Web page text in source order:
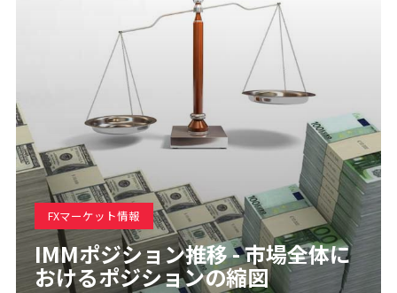
FXマーケット情報
IMMポジション推移 - 市場全体に
おけるポジションの縮図